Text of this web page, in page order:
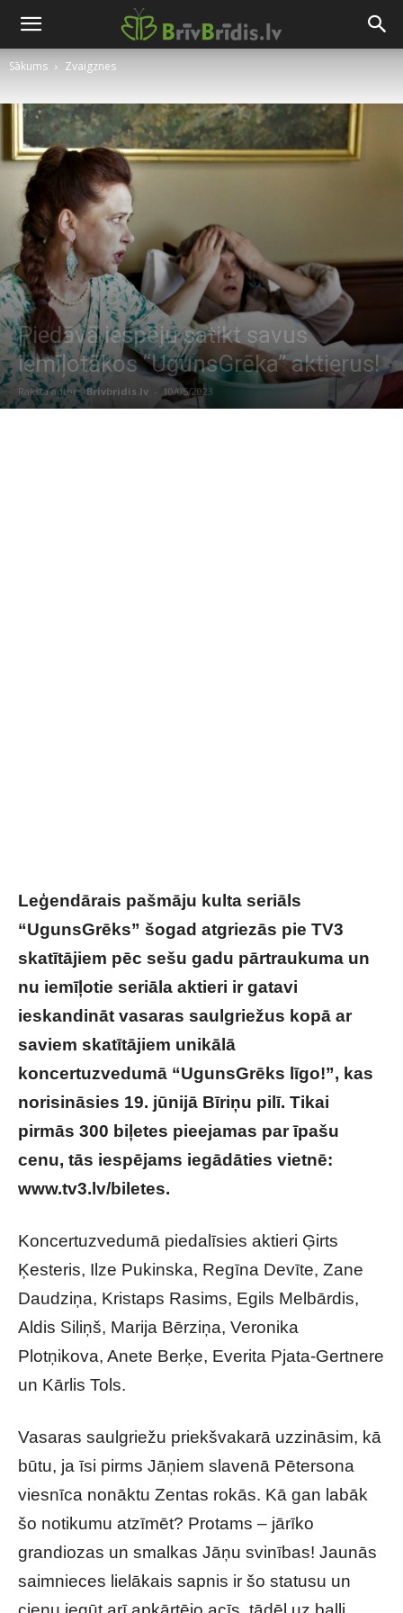
Sākums Zvaigznes
Piedāvā iespēju satikt savus
iemīļotākos “UgunsGrēka” aktierus!
Raksta autors Brivbridis.lv - 10/05/2023
Leģendārais pašmāju kulta seriāls
“UgunsGrēks” šogad atgriezās pie TV3
skatītājiem pēc sešu gadu pārtraukuma un
nu iemīļotie seriāla aktieri ir gatavi
ieskandināt vasaras saulgriežus kopā ar
saviem skatītājiem unikālā
koncertuzvedumā “UgunsGrēks līgo!”, kas
norisināsies 19. jūnijā Bīriņu pilī. Tikai
pirmās 300 biļetes pieejamas par īpašu
cenu, tās iespējams iegādāties vietnē:
www.tv3.lv/biletes.
Koncertuzvedumā piedalīsies aktieri Ģirts
Ķesteris, Ilze Pukinska, Regīna Devīte, Zane
Daudziņa, Kristaps Rasims, Egils Melbārdis,
Aldis Siliņš, Marija Bērziņa, Veronika
Plotņikova, Anete Berķe, Everita Pjata-Gertnere
un Kārlis Tols.
Vasaras saulgriežu priekšvakarā uzzināsim, kā
būtu, ja īsi pirms Jāņiem slavenā Pētersona
viesnīca nonāktu Zentas rokās. Kā gan labāk
šo notikumu atzīmēt? Protams – jārīko
grandiozas un smalkas Jāņu svinības! Jaunās
saimnieces lielākais sapnis ir šo statusu un